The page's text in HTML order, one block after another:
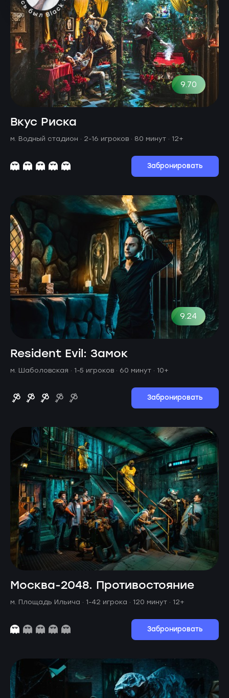
9.70
Вкус Риска
м. Водный стадион · 2-16 игроков · 80 минут · 12+
Забронировать
9.24
Resident Evil: Замок
м. Шаболовская · 1-5 игроков · 60 минут · 10+
Забронировать
Москва-2048. Противостояние
м. Площадь Ильича · 1-42 игрока · 120 минут · 12+
Забронировать